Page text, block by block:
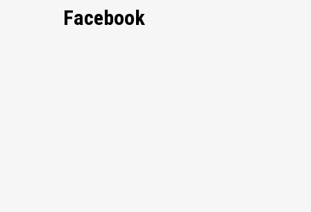
Facebook